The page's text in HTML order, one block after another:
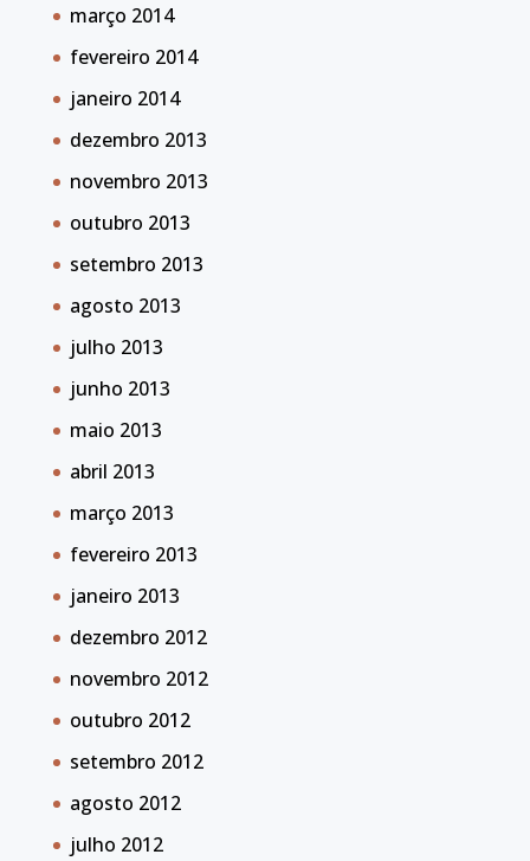
março 2014
fevereiro 2014
janeiro 2014
dezembro 2013
novembro 2013
outubro 2013
setembro 2013
agosto 2013
julho 2013
junho 2013
maio 2013
abril 2013
março 2013
fevereiro 2013
janeiro 2013
dezembro 2012
novembro 2012
outubro 2012
setembro 2012
agosto 2012
julho 2012